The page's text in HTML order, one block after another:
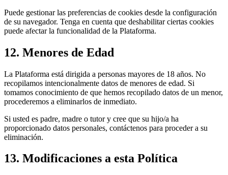
Puede gestionar las preferencias de cookies desde la configuración
de su navegador. Tenga en cuenta que deshabilitar ciertas cookies
puede afectar la funcionalidad de la Plataforma.
12. Menores de Edad
La Plataforma está dirigida a personas mayores de 18 años. No
recopilamos intencionalmente datos de menores de edad. Si
tomamos conocimiento de que hemos recopilado datos de un menor,
procederemos a eliminarlos de inmediato.
Si usted es padre, madre o tutor y cree que su hijo/a ha
proporcionado datos personales, contáctenos para proceder a su
eliminación.
13. Modificaciones a esta Política